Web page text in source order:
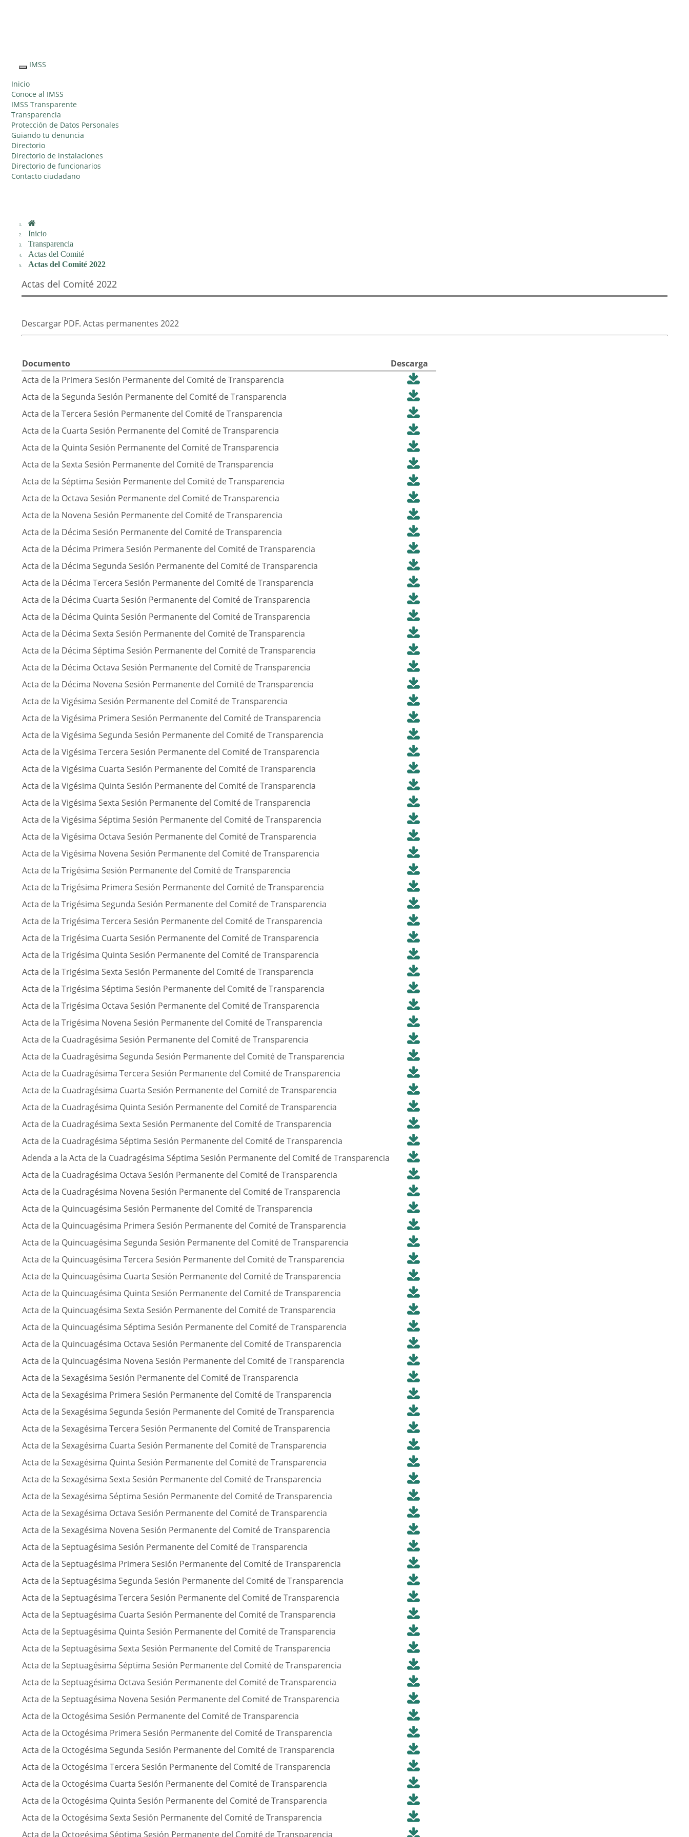
el IMSS al
Ciudadano"
Interruptor
Navegación
IMSS
Inicio
Conoce al IMSS
IMSS Transparente
Transparencia
Protección de Datos Personales
Guiando tu denuncia
Directorio
Directorio de instalaciones
Directorio de funcionarios
Contacto ciudadano
Inicio
Transparencia
Actas del Comité
Actas del Comité 2022
Actas del Comité 2022
Descargar PDF. Actas permanentes 2022
Documento
Descarga
Acta de la Primera Sesión Permanente del Comité de Transparencia
Acta de la Segunda Sesión Permanente del Comité de Transparencia
Acta de la Tercera Sesión Permanente del Comité de Transparencia
Acta de la Cuarta Sesión Permanente del Comité de Transparencia
Acta de la Quinta Sesión Permanente del Comité de Transparencia
Acta de la Sexta Sesión Permanente del Comité de Transparencia
Acta de la Séptima Sesión Permanente del Comité de Transparencia
Acta de la Octava Sesión Permanente del Comité de Transparencia
Acta de la Novena Sesión Permanente del Comité de Transparencia
Acta de la Décima Sesión Permanente del Comité de Transparencia
Acta de la Décima Primera Sesión Permanente del Comité de Transparencia
Acta de la Décima Segunda Sesión Permanente del Comité de Transparencia
Acta de la Décima Tercera Sesión Permanente del Comité de Transparencia
Acta de la Décima Cuarta Sesión Permanente del Comité de Transparencia
Acta de la Décima Quinta Sesión Permanente del Comité de Transparencia
Acta de la Décima Sexta Sesión Permanente del Comité de Transparencia
Acta de la Décima Séptima Sesión Permanente del Comité de Transparencia
Acta de la Décima Octava Sesión Permanente del Comité de Transparencia
Acta de la Décima Novena Sesión Permanente del Comité de Transparencia
Acta de la Vigésima Sesión Permanente del Comité de Transparencia
Acta de la Vigésima Primera Sesión Permanente del Comité de Transparencia
Acta de la Vigésima Segunda Sesión Permanente del Comité de Transparencia
Acta de la Vigésima Tercera Sesión Permanente del Comité de Transparencia
Acta de la Vigésima Cuarta Sesión Permanente del Comité de Transparencia
Acta de la Vigésima Quinta Sesión Permanente del Comité de Transparencia
Acta de la Vigésima Sexta Sesión Permanente del Comité de Transparencia
Acta de la Vigésima Séptima Sesión Permanente del Comité de Transparencia
Acta de la Vigésima Octava Sesión Permanente del Comité de Transparencia
Acta de la Vigésima Novena Sesión Permanente del Comité de Transparencia
Acta de la Trigésima Sesión Permanente del Comité de Transparencia
Acta de la Trigésima Primera Sesión Permanente del Comité de Transparencia
Acta de la Trigésima Segunda Sesión Permanente del Comité de Transparencia
Acta de la Trigésima Tercera Sesión Permanente del Comité de Transparencia
Acta de la Trigésima Cuarta Sesión Permanente del Comité de Transparencia
Acta de la Trigésima Quinta Sesión Permanente del Comité de Transparencia
Acta de la Trigésima Sexta Sesión Permanente del Comité de Transparencia
Acta de la Trigésima Séptima Sesión Permanente del Comité de Transparencia
Acta de la Trigésima Octava Sesión Permanente del Comité de Transparencia
Acta de la Trigésima Novena Sesión Permanente del Comité de Transparencia
Acta de la Cuadragésima Sesión Permanente del Comité de Transparencia
Acta de la Cuadragésima Segunda Sesión Permanente del Comité de Transparencia
Acta de la Cuadragésima Tercera Sesión Permanente del Comité de Transparencia
Acta de la Cuadragésima Cuarta Sesión Permanente del Comité de Transparencia
Acta de la Cuadragésima Quinta Sesión Permanente del Comité de Transparencia
Acta de la Cuadragésima Sexta Sesión Permanente del Comité de Transparencia
Acta de la Cuadragésima Séptima Sesión Permanente del Comité de Transparencia
Adenda a la Acta de la Cuadragésima Séptima Sesión Permanente del Comité de Transparencia
Acta de la Cuadragésima Octava Sesión Permanente del Comité de Transparencia
Acta de la Cuadragésima Novena Sesión Permanente del Comité de Transparencia
Acta de la Quincuagésima Sesión Permanente del Comité de Transparencia
Acta de la Quincuagésima Primera Sesión Permanente del Comité de Transparencia
Acta de la Quincuagésima Segunda Sesión Permanente del Comité de Transparencia
Acta de la Quincuagésima Tercera Sesión Permanente del Comité de Transparencia
Acta de la Quincuagésima Cuarta Sesión Permanente del Comité de Transparencia
Acta de la Quincuagésima Quinta Sesión Permanente del Comité de Transparencia
Acta de la Quincuagésima Sexta Sesión Permanente del Comité de Transparencia
Acta de la Quincuagésima Séptima Sesión Permanente del Comité de Transparencia
Acta de la Quincuagésima Octava Sesión Permanente del Comité de Transparencia
Acta de la Quincuagésima Novena Sesión Permanente del Comité de Transparencia
Acta de la Sexagésima Sesión Permanente del Comité de Transparencia
Acta de la Sexagésima Primera Sesión Permanente del Comité de Transparencia
Acta de la Sexagésima Segunda Sesión Permanente del Comité de Transparencia
Acta de la Sexagésima Tercera Sesión Permanente del Comité de Transparencia
Acta de la Sexagésima Cuarta Sesión Permanente del Comité de Transparencia
Acta de la Sexagésima Quinta Sesión Permanente del Comité de Transparencia
Acta de la Sexagésima Sexta Sesión Permanente del Comité de Transparencia
Acta de la Sexagésima Séptima Sesión Permanente del Comité de Transparencia
Acta de la Sexagésima Octava Sesión Permanente del Comité de Transparencia
Acta de la Sexagésima Novena Sesión Permanente del Comité de Transparencia
Acta de la Septuagésima Sesión Permanente del Comité de Transparencia
Acta de la Septuagésima Primera Sesión Permanente del Comité de Transparencia
Acta de la Septuagésima Segunda Sesión Permanente del Comité de Transparencia
Acta de la Septuagésima Tercera Sesión Permanente del Comité de Transparencia
Acta de la Septuagésima Cuarta Sesión Permanente del Comité de Transparencia
Acta de la Septuagésima Quinta Sesión Permanente del Comité de Transparencia
Acta de la Septuagésima Sexta Sesión Permanente del Comité de Transparencia
Acta de la Septuagésima Séptima Sesión Permanente del Comité de Transparencia
Acta de la Septuagésima Octava Sesión Permanente del Comité de Transparencia
Acta de la Septuagésima Novena Sesión Permanente del Comité de Transparencia
Acta de la Octogésima Sesión Permanente del Comité de Transparencia
Acta de la Octogésima Primera Sesión Permanente del Comité de Transparencia
Acta de la Octogésima Segunda Sesión Permanente del Comité de Transparencia
Acta de la Octogésima Tercera Sesión Permanente del Comité de Transparencia
Acta de la Octogésima Cuarta Sesión Permanente del Comité de Transparencia
Acta de la Octogésima Quinta Sesión Permanente del Comité de Transparencia
Acta de la Octogésima Sexta Sesión Permanente del Comité de Transparencia
Acta de la Octogésima Séptima Sesión Permanente del Comité de Transparencia